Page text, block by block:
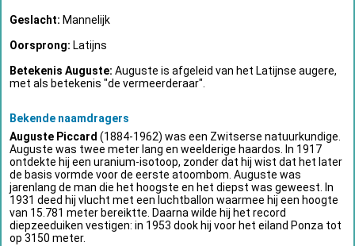
Geslacht: Mannelijk
Oorsprong: Latijns
Betekenis Auguste: Auguste is afgeleid van het Latijnse augere,
met als betekenis "de vermeerderaar".
Bekende naamdragers
Auguste Piccard (1884-1962) was een Zwitserse natuurkundige.
Auguste was twee meter lang en weelderige haardos. In 1917
ontdekte hij een uranium-isotoop, zonder dat hij wist dat het later
de basis vormde voor de eerste atoombom. Auguste was
jarenlang de man die het hoogste en het diepst was geweest. In
1931 deed hij vlucht met een luchtballon waarmee hij een hoogte
van 15.781 meter bereiktte. Daarna wilde hij het record
diepzeeduiken vestigen: in 1953 dook hij voor het eiland Ponza tot
op 3150 meter.